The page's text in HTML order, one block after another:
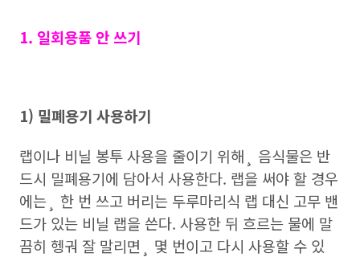
1. 일회용품 안 쓰기
1) 밀폐용기 사용하기
랩이나 비닐 봉투 사용을 줄이기 위해¸ 음식물은 반
드시 밀폐용기에 담아서 사용한다. 랩을 써야 할 경우
에는¸ 한 번 쓰고 버리는 두루마리식 랩 대신 고무 밴
드가 있는 비닐 랩을 쓴다. 사용한 뒤 흐르는 물에 말
끔히 헹궈 잘 말리면¸ 몇 번이고 다시 사용할 수 있